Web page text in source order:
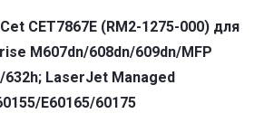
CET7867E (RM2-1275-000) для
M607dn/608dn/609dn/MFP
632h; LaserJet Managed
E60165/60175